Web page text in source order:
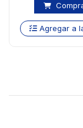
Agregar a